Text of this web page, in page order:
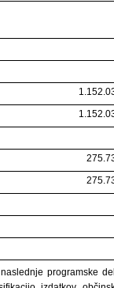
programske